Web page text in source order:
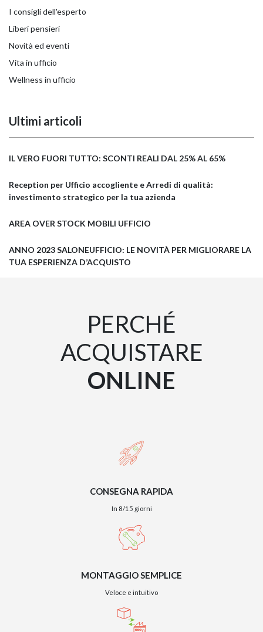
I consigli dell'esperto
Liberi pensieri
Novità ed eventi
Vita in ufficio
Wellness in ufficio
Ultimi articoli
IL VERO FUORI TUTTO: SCONTI REALI DAL 25% AL 65%
Reception per Ufficio accogliente e Arredi di qualità:
investimento strategico per la tua azienda
AREA OVER STOCK MOBILI UFFICIO
ANNO 2023 SALONEUFFICIO: LE NOVITÀ PER MIGLIORARE LA
TUA ESPERIENZA D’ACQUISTO
PERCHÉ
ACQUISTARE
ONLINE
CONSEGNA RAPIDA
In 8/15 giorni
MONTAGGIO SEMPLICE
Veloce e intuitivo